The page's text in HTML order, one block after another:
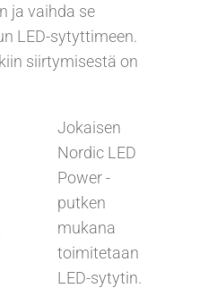
ja vaihda se
LED-sytyttimeen.
siirtymisestä on
Jokaisen
Nordic LED
Power -
putken
mukana
toimitetaan
LED-sytytin.